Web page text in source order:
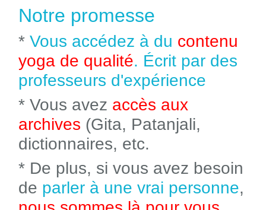
Notre promesse
* Vous accédez à du contenu
yoga de qualité. Écrit par des
professeurs d'expérience
* Vous avez accès aux
archives (Gita, Patanjali,
dictionnaires, etc.
* De plus, si vous avez besoin
de parler à une vrai personne,